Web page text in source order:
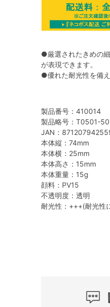
●厳選されたきめの
が表現できます。
●優れた耐光性を備
製品番号：410014
製品略号：T0501-
JAN：
本体縦：74mm
本体横：25mm
本体高さ：15mm
本体重量：15g
顔料：PV15
不透明度：透明
耐光性：+++(耐光性